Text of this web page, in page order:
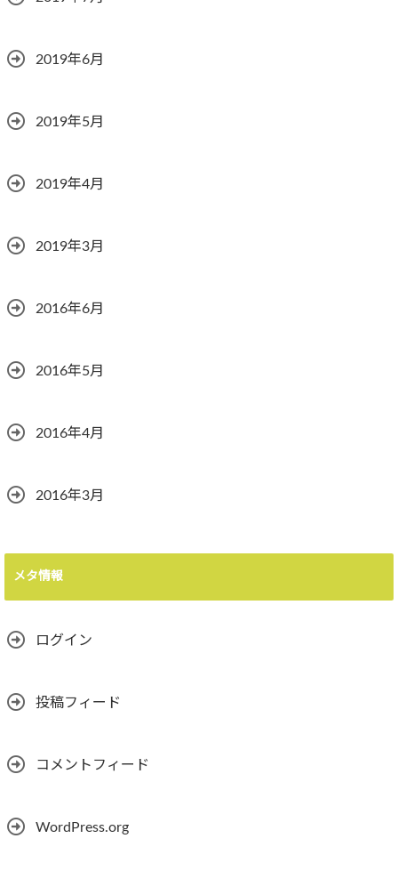
2019年6月
2019年5月
2019年4月
2019年3月
2016年6月
2016年5月
2016年4月
2016年3月
メタ情報
ログイン
投稿フィード
コメントフィード
WordPress.org